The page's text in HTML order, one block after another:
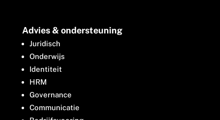
Advies & ondersteuning
Juridisch
Onderwijs
Identiteit
HRM
Governance
Communicatie